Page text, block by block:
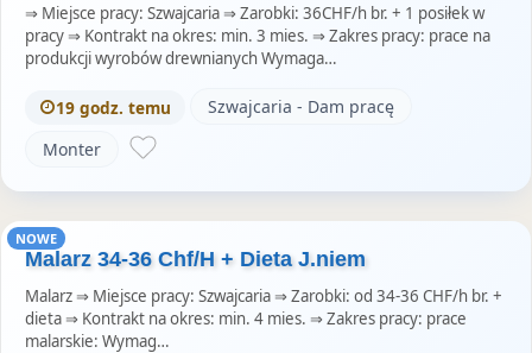
⇒ Miejsce pracy: Szwajcaria ⇒ Zarobki: 36CHF/h br. + 1 posiłek w
pracy ⇒ Kontrakt na okres: min. 3 mies. ⇒ Zakres pracy: prace na
produkcji wyrobów drewnianych Wymaga…
19 godz. temu
Szwajcaria - Dam pracę
Monter
NOWE
Malarz 34-36 Chf/H + Dieta J.niem
Malarz ⇒ Miejsce pracy: Szwajcaria ⇒ Zarobki: od 34-36 CHF/h br. +
dieta ⇒ Kontrakt na okres: min. 4 mies. ⇒ Zakres pracy: prace
malarskie: Wymag…